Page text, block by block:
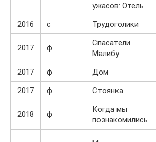
ужасов: Отель
2016 с Трудоголики
2017 ф
Спасатели
Малибу
2017
ф Дом
2017
ф Стоянка
2018 ф
Когда мы
познакомились